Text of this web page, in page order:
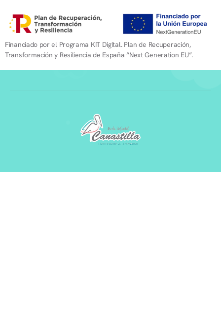
Financiado por el Programa KIT Digital. Plan de Recuperación,
Transformación y Resiliencia de España “Next Generation EU”.